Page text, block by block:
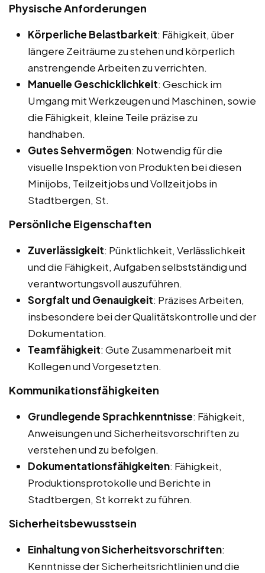
Physische Anforderungen
Körperliche Belastbarkeit: Fähigkeit, über
längere Zeiträume zu stehen und körperlich
anstrengende Arbeiten zu verrichten.
Manuelle Geschicklichkeit: Geschick im
Umgang mit Werkzeugen und Maschinen, sowie
die Fähigkeit, kleine Teile präzise zu
handhaben.
Gutes Sehvermögen: Notwendig für die
visuelle Inspektion von Produkten bei diesen
Minijobs, Teilzeitjobs und Vollzeitjobs in
Stadtbergen, St.
Persönliche Eigenschaften
Zuverlässigkeit: Pünktlichkeit, Verlässlichkeit
und die Fähigkeit, Aufgaben selbstständig und
verantwortungsvoll auszuführen.
Sorgfalt und Genauigkeit: Präzises Arbeiten,
insbesondere bei der Qualitätskontrolle und der
Dokumentation.
Teamfähigkeit: Gute Zusammenarbeit mit
Kollegen und Vorgesetzten.
Kommunikationsfähigkeiten
Grundlegende Sprachkenntnisse: Fähigkeit,
Anweisungen und Sicherheitsvorschriften zu
verstehen und zu befolgen.
Dokumentationsfähigkeiten: Fähigkeit,
Produktionsprotokolle und Berichte in
Stadtbergen, St korrekt zu führen.
Sicherheitsbewusstsein
Einhaltung von Sicherheitsvorschriften:
Kenntnisse der Sicherheitsrichtlinien und die